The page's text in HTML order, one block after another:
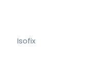
Isofix